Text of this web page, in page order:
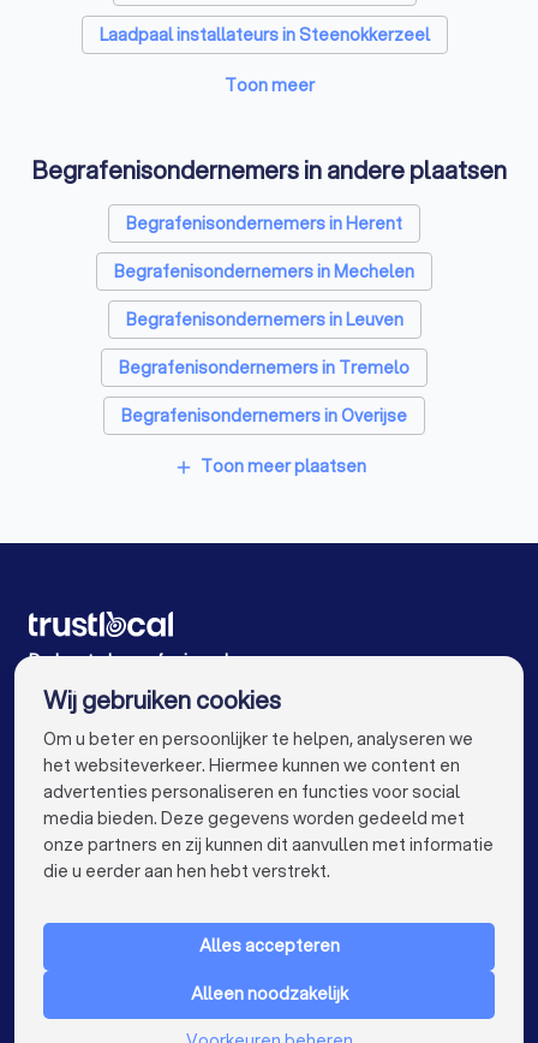
Laadpaal installateurs in Steenokkerzeel
Airco installateurs in Steenokkerzeel
Dakwerkers in Steenokkerzeel
Zonnepanelen-installateurs in Steenokkerzeel
Tuinonderhoud bedrijven in Steenokkerzeel
Webdesigners in Steenokkerzeel
Glazenwassers in Steenokkerzeel
Boekhouders in Steenokkerzeel
Zonwering specialisten in Steenokkerzeel
Toon meer
Begrafenisondernemers in andere plaatsen
Begrafenisondernemers in Herent
Begrafenisondernemers in Mechelen
Begrafenisondernemers in Leuven
Begrafenisondernemers in Tremelo
Begrafenisondernemers in Overijse
Begrafenisondernemers in Sint-Katelijne-Waver
Begrafenisondernemers in Aarschot
Begrafenisondernemers in Tielt-Winge
Begrafenisondernemers in Antwerpen
Begrafenisondernemers in Gent
Begrafenisondernemers in Brugge
Begrafenisondernemers in Aalst
Begrafenisondernemers in Hasselt
Begrafenisondernemers in Sint-Niklaas
add Toon meer plaatsen
De beste begrafenisondernemers voor u
VOOR PARTICULIEREN keyboard_arrow_down
Nederland
Wij gebruiken cookies
Om u beter en persoonlijker te helpen, analyseren we
het websiteverkeer. Hiermee kunnen we content en
advertenties personaliseren en functies voor social
media bieden. Deze gegevens worden gedeeld met
onze partners en zij kunnen dit aanvullen met informatie
die u eerder aan hen hebt verstrekt.
Alles accepteren
Alleen noodzakelijk